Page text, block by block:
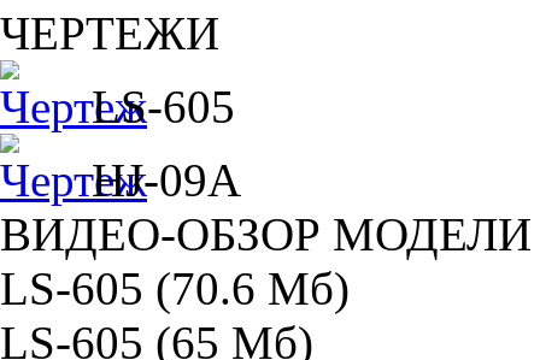
ЧЕРТЕЖИ
LS-605
HJ-09A
ВИДЕО-ОБЗОР МОДЕЛИ
LS-605 (70.6 Мб)
LS-605 (65 Мб)